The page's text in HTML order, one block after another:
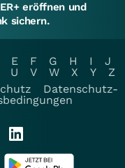
eröffnen und
sichern.
E F G H I
J
U V W X Y
Z
Datenschutz-